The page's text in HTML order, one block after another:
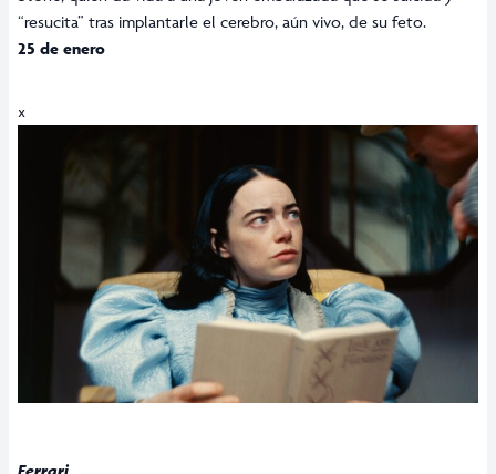
“resucita” tras implantarle el cerebro, aún vivo, de su feto.
25 de enero
x